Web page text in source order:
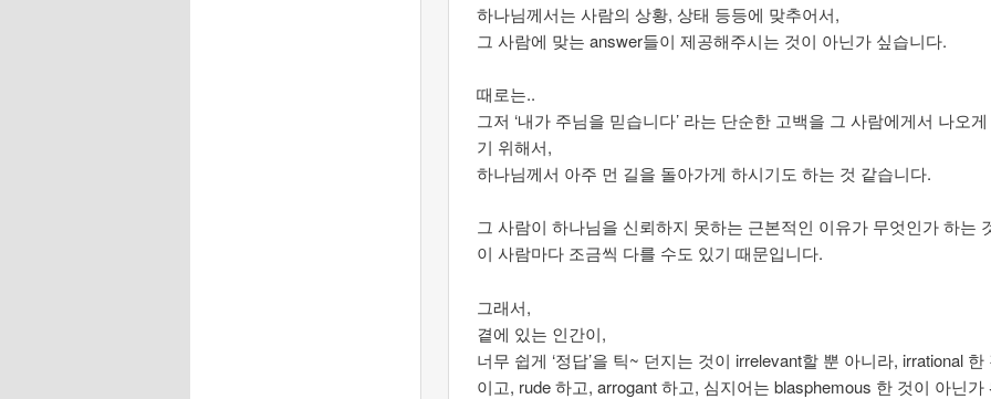
하나님께서는 사람의 상황, 상태 등등에 맞추어서,
그 사람에 맞는 answer들이 제공해주시는 것이 아닌가 싶습니다.
때로는..
그저 ‘내가 주님을 믿습니다’ 라는 단순한 고백을 그 사람에게서 나오
기 위해서,
하나님께서 아주 먼 길을 돌아가게 하시기도 하는 것 같습니다.
그 사람이 하나님을 신뢰하지 못하는 근본적인 이유가 무엇인가 하는
이 사람마다 조금씩 다를 수도 있기 때문입니다.
그래서,
곁에 있는 인간이,
너무 쉽게 ‘정답’을 틱~ 던지는 것이 irrelevant할 뿐 아니라, irrational 한
이고, rude 하고, arrogant 하고, 심지어는 blasphemous 한 것이 아닌가